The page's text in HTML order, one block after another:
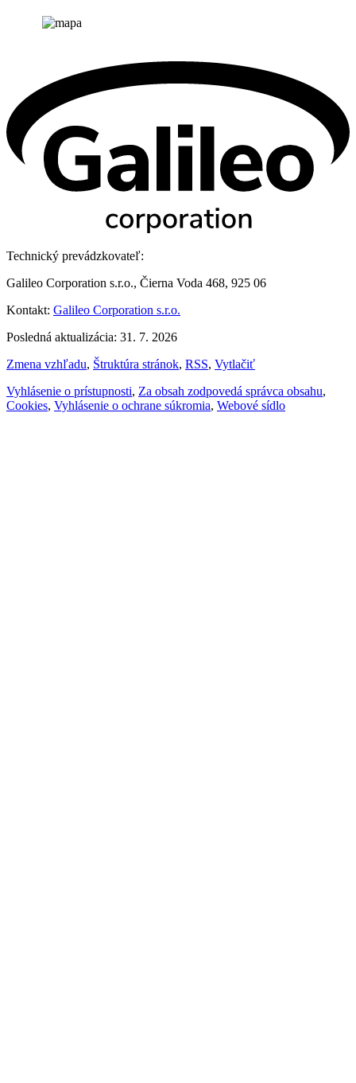
Technický prevádzkovateľ:
Galileo Corporation s.r.o., Čierna Voda 468, 925 06
Kontakt: Galileo Corporation s.r.o.
Posledná aktualizácia: 31. 7. 2026
Zmena vzhľadu, Štruktúra stránok, RSS, Vytlačiť
Vyhlásenie o prístupnosti, Za obsah zodpovedá správca obsahu,
Cookies, Vyhlásenie o ochrane súkromia, Webové sídlo